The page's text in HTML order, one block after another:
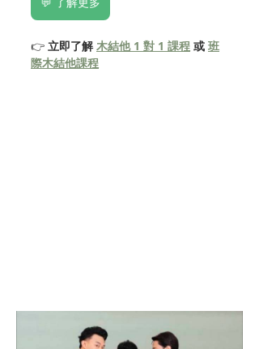
👉 立即了解 木結他 1 對 1 課程 或 班
際木結他課程